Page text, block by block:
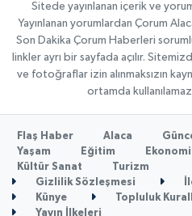
Sitede yayınlanan içerik ve
Yayınlanan yorumlardan Çorum
Son Dakika Çorum Haberleri
linkler ayrı bir sayfada açılır.
ve fotoğraflar izin alınmaksızın
ortamda
Flaş Haber Alaca
Yaşam
Eğitim Ekonomi
Kültür Sanat
Turizm
Gizlilik Sözleşmesi
Künye
Topluluk
Yayın İlkeleri